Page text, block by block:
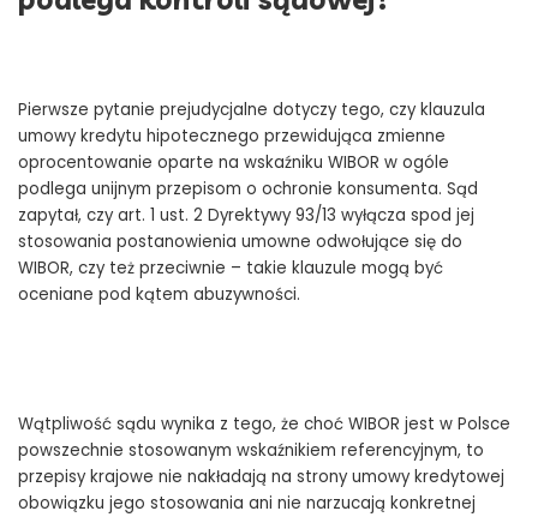
Pierwsze pytanie prejudycjalne dotyczy tego, czy klauzula
umowy kredytu hipotecznego przewidująca zmienne
oprocentowanie oparte na wskaźniku WIBOR w ogóle
podlega unijnym przepisom o ochronie konsumenta. Sąd
zapytał, czy art. 1 ust. 2 Dyrektywy 93/13 wyłącza spod jej
stosowania postanowienia umowne odwołujące się do
WIBOR, czy też przeciwnie – takie klauzule mogą być
oceniane pod kątem abuzywności.
Wątpliwość sądu wynika z tego, że choć WIBOR jest w Polsce
powszechnie stosowanym wskaźnikiem referencyjnym, to
przepisy krajowe nie nakładają na strony umowy kredytowej
obowiązku jego stosowania ani nie narzucają konkretnej